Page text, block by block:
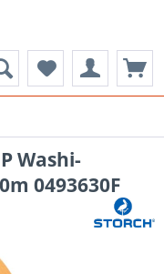
Washi-
0493630F